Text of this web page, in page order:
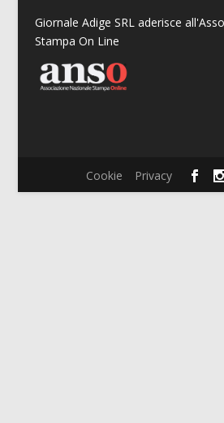
Giornale Adige SRL aderisce
Stampa On Line
Cookie Privacy